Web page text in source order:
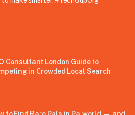
Consultant London Guide to
in Crowded Local Search